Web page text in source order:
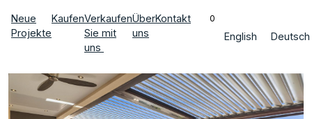
Neue
Projekte
KaufenVerkaufen
Sie mit
uns
Über
uns
Kontakt 0
English Deutsch